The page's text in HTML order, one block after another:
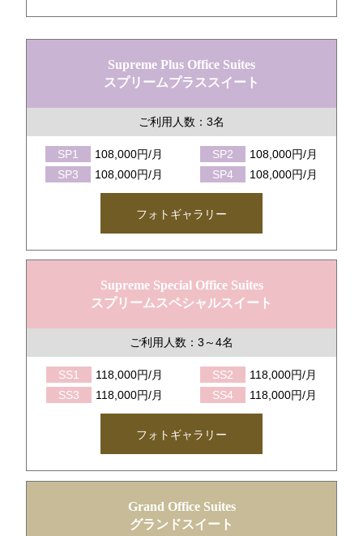
Supreme Plus Office Suites
スプリームプラススイート
ご利用人数：3名
SP1 108,000円/月 SP2
108,000円/月
SP3
108,000円/月 SP4 108,000円/月
フォトギャラリー
Supreme Special Office Suites
スプリームスペシャルスイート
ご利用人数：3～4名
SS1 118,000円/月 SS2
118,000円/月
SS3
118,000円/月 SS4 118,000円/月
フォトギャラリー
Grand Office Suites
グランドスイート